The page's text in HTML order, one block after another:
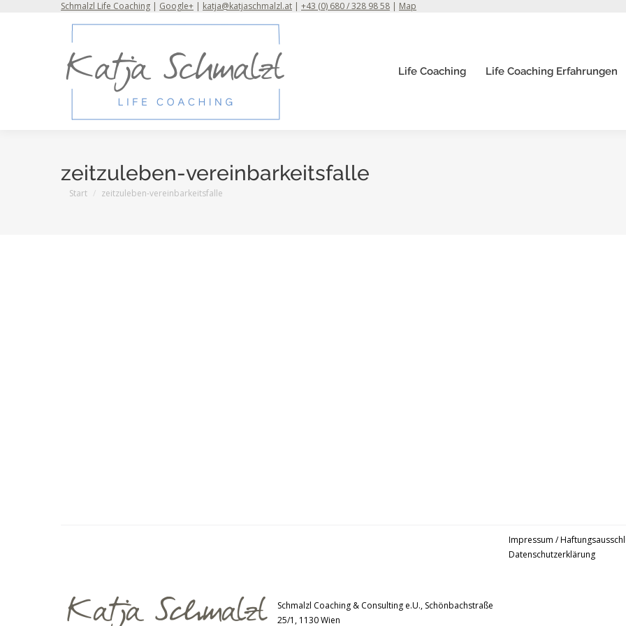
Schmalzl Life Coaching | Google+ | katja@katjaschmalzl.at | +43 (0) 680 / 328 98 58 | Map
Life Coaching Life Coaching Erfahrungen
zeitzuleben-vereinbarkeitsfalle
Sie befinden sich hier:
Start zeitzuleben-vereinbarkeitsfalle
Schmalzl Coaching & Consulting e.U., Schönbachstraße
25/1, 1130 Wien
Impressum /
Datenschutzerklärung